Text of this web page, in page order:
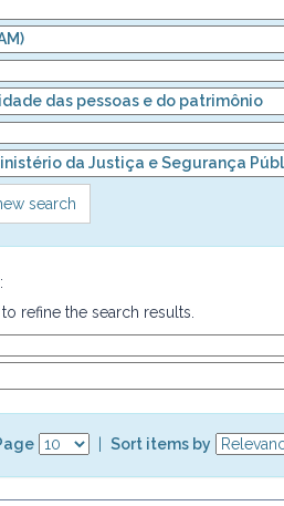
search
refine the search results.
Sort items by